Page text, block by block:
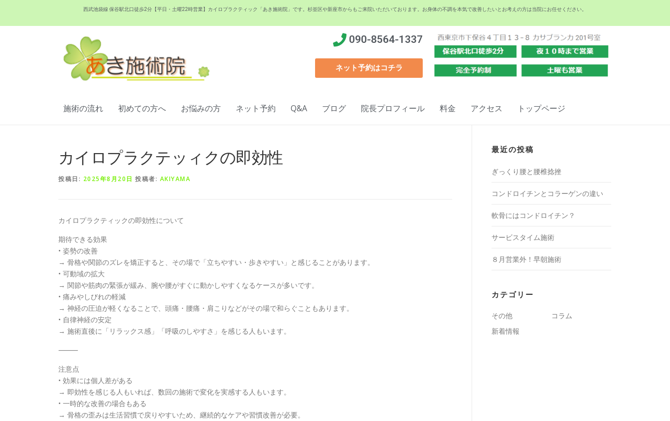
西武池袋線 保谷駅北口徒歩2分【平日・土曜22時営業】カイロプラクティック「あき施術院」です。杉並区や新座市からもご来院いただいております。お身体の不調を本気で改善したいとお考えの方は当院にお任せください。
090-8564-1337
ネット予約はコチラ
施術の流れ 初めての方へ お悩みの方 ネット予約 Q&A ブログ 院長プロフィール 料金 アクセス トップページ
カイロプラクテッィクの即効性
投稿日: 2025年8月20日 投稿者: AKIYAMA
カイロプラクティックの即効性について
期待できる効果
• 姿勢の改善
→ 骨格や関節のズレを矯正すると、その場で「立ちやすい・歩きやすい」と感じることがあります。
• 可動域の拡大
→ 関節や筋肉の緊張が緩み、腕や腰がすぐに動かしやすくなるケースが多いです。
• 痛みやしびれの軽減
→ 神経の圧迫が軽くなることで、頭痛・腰痛・肩こりなどがその場で和らぐこともあります。
• 自律神経の安定
→ 施術直後に「リラックス感」「呼吸のしやすさ」を感じる人もいます。
⸻
注意点
• 効果には個人差がある
→ 即効性を感じる人もいれば、数回の施術で変化を実感する人もいます。
• 一時的な改善の場合もある
→ 骨格の歪みは生活習慣で戻りやすいため、継続的なケアや習慣改善が必要。
最近の投稿
ぎっくり腰と腰椎捻挫
コンドロイチンとコラーゲンの違い
軟骨にはコンドロイチン？
サービスタイム施術
８月営業外！早朝施術
カテゴリー
その他
コラム
新着情報